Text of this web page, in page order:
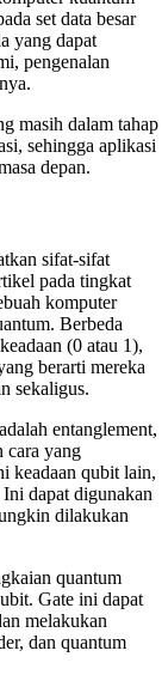
set data besar
yang dapat
pengenalan
masih dalam tahap
sehingga aplikasi
depan.
sifat-sifat
pada tingkat
komputer
Berbeda
(0 atau 1),
berarti mereka
sekaligus.
entanglement,
cara yang
keadaan qubit lain,
dapat digunakan
dilakukan
quantum
Gate ini dapat
melakukan
dan quantum